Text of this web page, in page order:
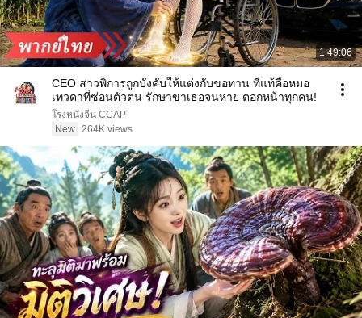
1:49:06
CEO สาวพิการถูกบังคับให้แต่งกับขอทาน ที่แท้คือหมอ
เทวดาที่ซ่อนตัวตน รักษาขาเธอจนหาย ตอกหน้าทุกคน!
โรงหนังจีน CCAP
New 264K views